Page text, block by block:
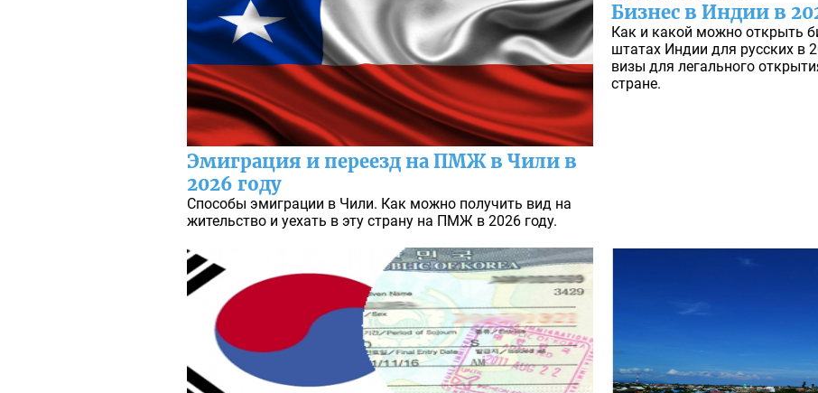
Эмиграция и переезд на ПМЖ в Чили в
2026 году
Способы эмиграции в Чили. Как можно получить вид на
жительство и уехать в эту страну на ПМЖ в 2026 году.
Бизнес в Индии в
Как и какой можно открыть
штатах Индии для русских в
визы для легального
стране.